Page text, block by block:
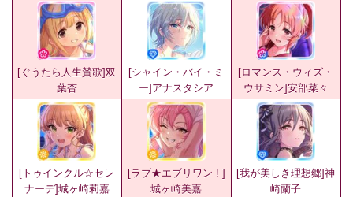
[ぐうたら人生賛歌]双
葉杏
[シャイン・バイ・ミ
ー]アナスタシア
[ロマンス・ウィズ・
ウサミン]安部菜々
[トゥインクル☆セレ
ナーデ]城ヶ崎莉嘉
[ラブ★エブリワン ! ]
城ヶ崎美嘉
[我が美しき理想郷]神
崎蘭子